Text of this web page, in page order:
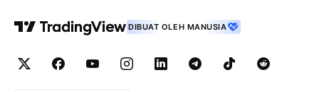
DIBUAT OLEH MANUSIA